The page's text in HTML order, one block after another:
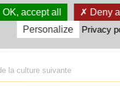
bénéfique sur le chanvre
(régulation difficile dans le
des 2 espèces).
la culture suivante
OK, accept all
Deny
Personalize
Privacy